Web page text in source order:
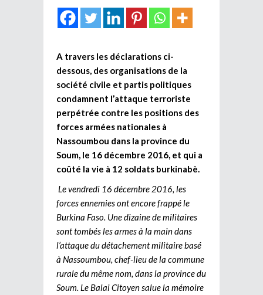
A travers les déclarations ci-
dessous, des organisations de la
société civile et partis politiques
condamnent l’attaque terroriste
perpétrée contre les positions des
forces armées nationales à
Nassoumbou dans la province du
Soum, le 16 décembre 2016, et qui a
coûté la vie à 12 soldats burkinabè.
Le vendredi 16 décembre 2016, les
forces ennemies ont encore frappé le
Burkina Faso. Une dizaine de militaires
sont tombés les armes à la main dans
l’attaque du détachement militaire basé
à Nassoumbou, chef-lieu de la commune
rurale du même nom, dans la province du
Soum. Le Balai Citoyen salue la mémoire